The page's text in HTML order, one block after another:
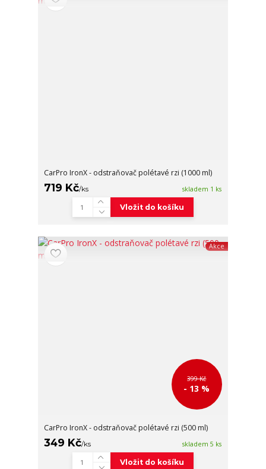
CarPro IronX - odstraňovač polétavé rzi (1000 ml)
719 Kč/ks skladem 1 ks
Vložit do košíku
Akce
399 Kč
- 13 %
CarPro IronX - odstraňovač polétavé rzi (500 ml)
349 Kč/ks skladem 5 ks
Vložit do košíku